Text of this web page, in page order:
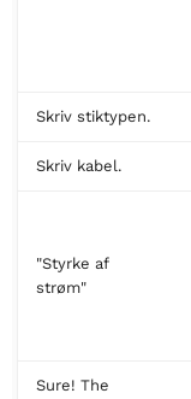
Skriv stiktypen.
Skriv kabel.
"Styrke af
strøm"
Sure! The